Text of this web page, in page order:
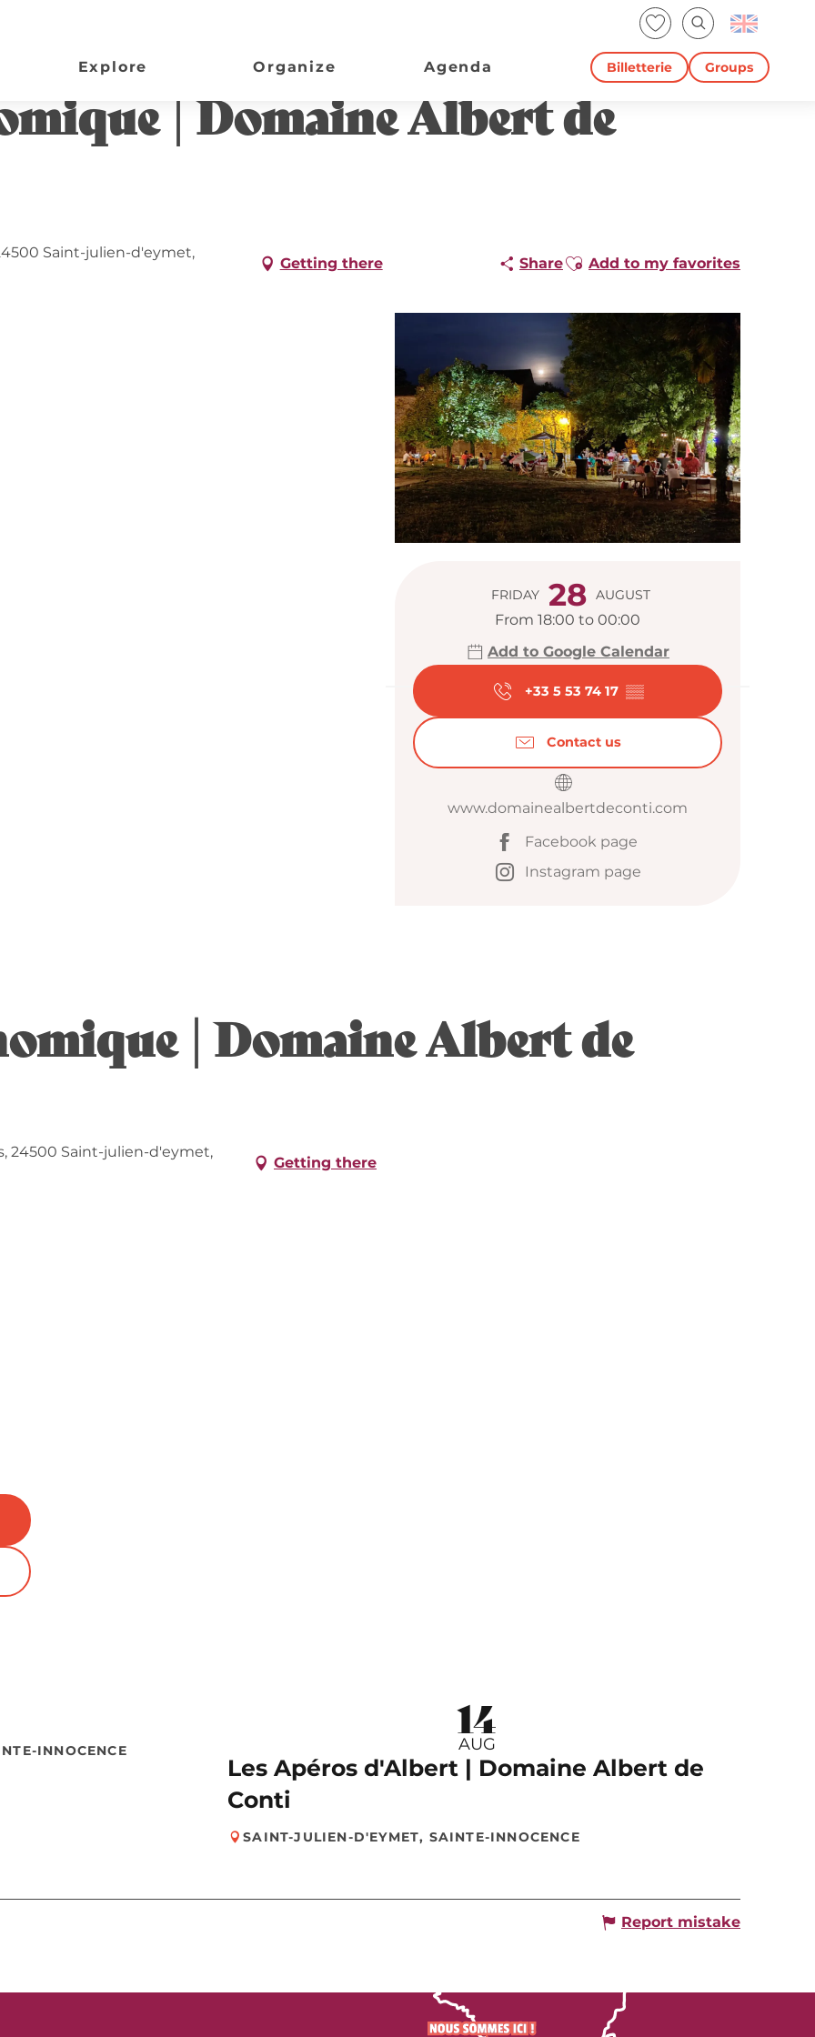
Voir les favoris
Search
Billetterie Groups
Explore Organize Agenda
| Domaine Albert de
Saint-julien-d'eymet,
Getting there ShareAjouter aux favoris
Add to my favorites
Opening
FRIDAY 28 AUGUST
From 18:00 to 00:00
Add to Google Calendar
+33 5 53 74 17 ▒▒
Contact us
www.domainealbertdeconti.com
Facebook page
Instagram page
| Domaine Albert de
24500 Saint-julien-d'eymet,
Getting there
INNOCENCE
14
AUG
Les Apéros d'Albert | Domaine Albert de
Conti
SAINT-JULIEN-D'EYMET, SAINTE-INNOCENCE
Report mistake